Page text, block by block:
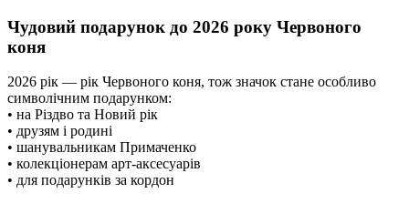
Чудовий подарунок до 2026 року Червоного
коня
2026 рік — рік Червоного коня, тож значок стане особливо
символічним подарунком:
• на Різдво та Новий рік
• друзям і родині
• шанувальникам Примаченко
• колекціонерам арт-аксесуарів
• для подарунків за кордон